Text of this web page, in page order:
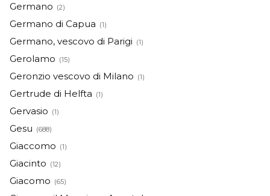
Germano (2)
Germano di Capua (1)
Germano, vescovo di Parigi (1)
Gerolamo (15)
Geronzio vescovo di Milano (1)
Gertrude di Helfta (1)
Gervasio (1)
Gesu (688)
Giaccomo (1)
Giacinto (12)
Giacomo (65)